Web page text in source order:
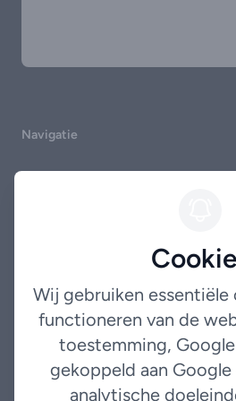
Navigatie
Over ons
Contact
Wij gebruiken
functioneren van de
toestemming,
gekoppeld aan
analytische